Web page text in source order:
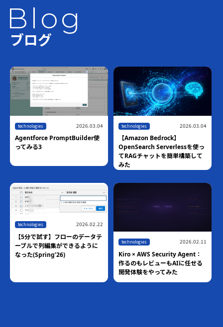
Blog
ブログ
technologies 2026.03.04
Agentforce PromptBuilder使
ってみる3
technologies 2026.03.04
【Amazon Bedrock】
OpenSearch Serverlessを使っ
てRAGチャットを簡単構築して
みた
technologies 2026.02.22
【5分で試す】フローのデータテ
ーブルで列編集ができるように
なった(Spring’26)
technologies 2026.02.11
Kiro × AWS Security Agent：
作るのもレビューもAIに任せる
開発体験をやってみた